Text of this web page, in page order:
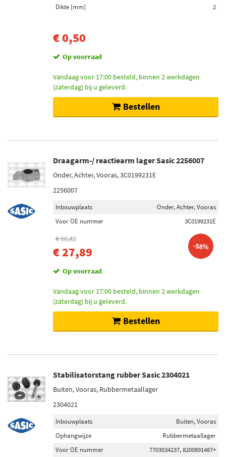
Hoogte [mm]
Buitendiameter [mm]
276 (17)
Toon meer
Voorraad
Niet op voorraad (12554)
Dikte [mm]
2
€ 0,50
Op voorraad
Vandaag voor 17:00 besteld, binnen 2 werkdagen
(zaterdag) bij u geleverd.
Bestellen
Draagarm-/ reactiearm lager Sasic 2256007
Onder, Achter, Vooras, 3C0199231E
2256007
Inbouwplaats
Onder, Achter, Vooras
Voor OE nummer
3C0199231E
€ 66,42
€ 27,89 -58%
Op voorraad
Vandaag voor 17:00 besteld, binnen 2 werkdagen
(zaterdag) bij u geleverd.
Bestellen
Stabilisatorstang rubber Sasic 2304021
Buiten, Vooras, Rubbermetaallager
2304021
Inbouwplaats
Buiten, Vooras
Ophangwijze
Rubbermetaallager
Voor OE nummer
7703034237, 8200891487+